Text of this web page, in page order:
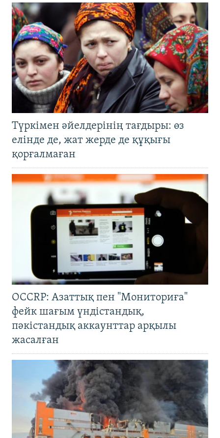
Түркімен әйелдерінің тағдыры: өз
елінде де, жат жерде де құқығы
қорғалмаған
OCCRP: Азаттық пен "Мониториға"
фейк шағым үндістандық,
пәкістандық аккаунттар арқылы
жасалған